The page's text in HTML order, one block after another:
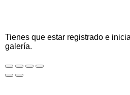
Tienes que estar registrado e
galería.